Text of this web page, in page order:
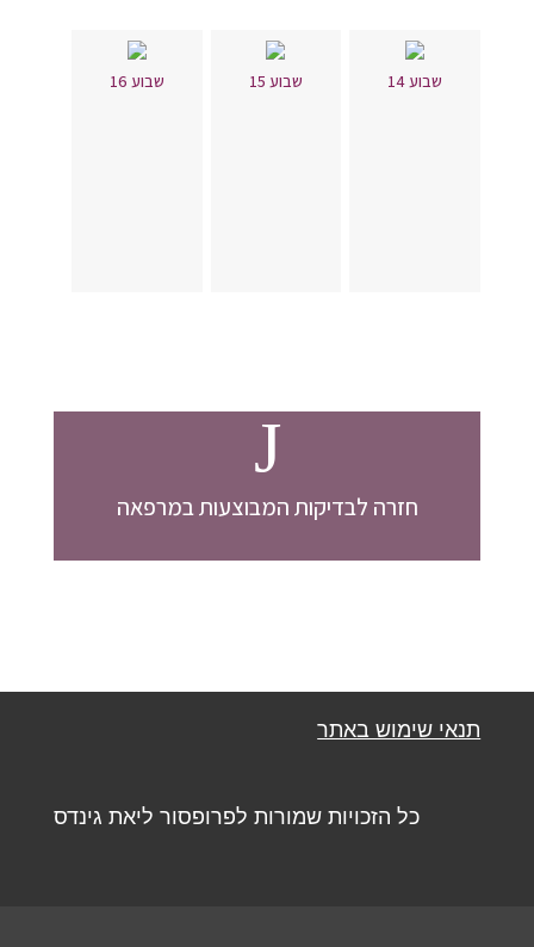
שבוע 14 שבוע 15 שבוע 16
J
חזרה לבדיקות המבוצעות במרפאה
תנאי שימוש באתר
כל הזכויות שמורות לפרופסור ליאת גינדס